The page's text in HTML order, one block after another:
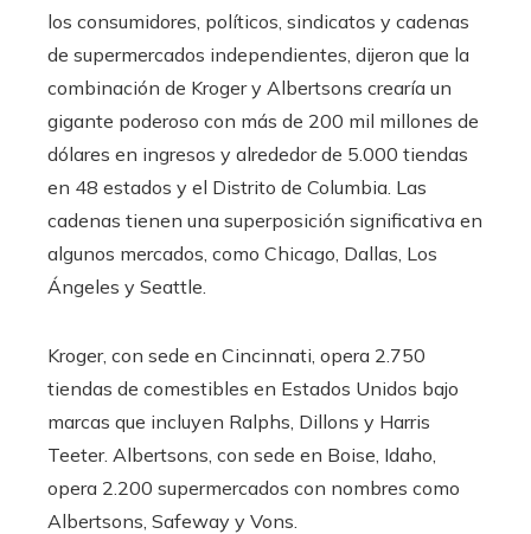
los consumidores, políticos, sindicatos y cadenas
de supermercados independientes, dijeron que la
combinación de Kroger y Albertsons crearía un
gigante poderoso con más de 200 mil millones de
dólares en ingresos y alrededor de 5.000 tiendas
en 48 estados y el Distrito de Columbia. Las
cadenas tienen una superposición significativa en
algunos mercados, como Chicago, Dallas, Los
Ángeles y Seattle.
Kroger, con sede en Cincinnati, opera 2.750
tiendas de comestibles en Estados Unidos bajo
marcas que incluyen Ralphs, Dillons y Harris
Teeter. Albertsons, con sede en Boise, Idaho,
opera 2.200 supermercados con nombres como
Albertsons, Safeway y Vons.